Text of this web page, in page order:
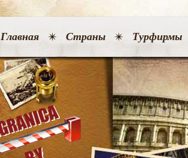
Главная Страны Турфирмы